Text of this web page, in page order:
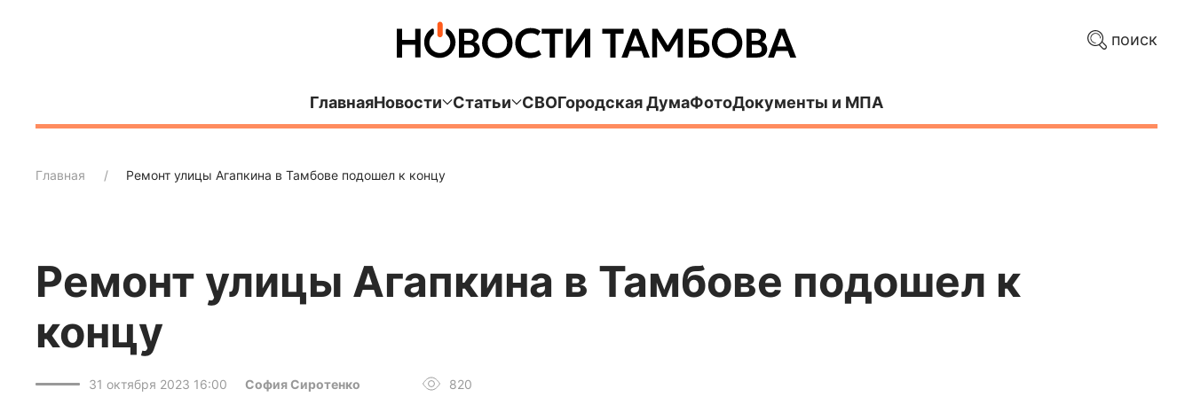
поиск
ГлавнаяНовости Статьи СВОГородская ДумаФотоДокументы и МПА
Главная Ремонт улицы Агапкина в Тамбове подошел к концу
Ремонт улицы Агапкина в Тамбове подошел к
концу
31 октября 2023 16:00 София Сиротенко 820